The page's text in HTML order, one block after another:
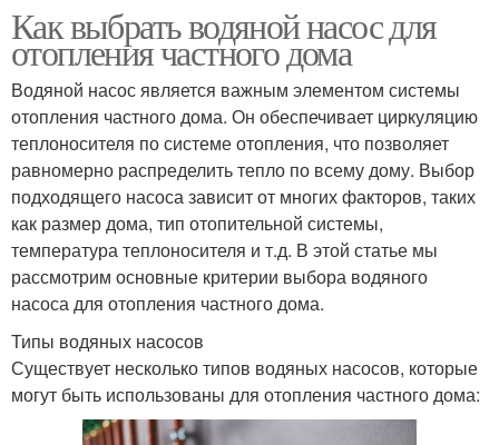
Как выбрать водяной насос для
отопления частного дома
Водяной насос является важным элементом системы
отопления частного дома. Он обеспечивает циркуляцию
теплоносителя по системе отопления, что позволяет
равномерно распределить тепло по всему дому. Выбор
подходящего насоса зависит от многих факторов, таких
как размер дома, тип отопительной системы,
температура теплоносителя и т.д. В этой статье мы
рассмотрим основные критерии выбора водяного
насоса для отопления частного дома.
Типы водяных насосов
Существует несколько типов водяных насосов, которые
могут быть использованы для отопления частного дома: